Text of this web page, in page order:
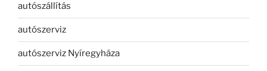
autószállítás
autószerviz
autószerviz Nyíregyháza